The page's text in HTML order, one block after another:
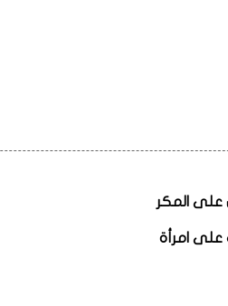
على المكر
على امرأة